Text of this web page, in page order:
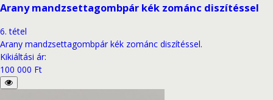
Arany mandzsettagombpár kék zománc diszítéssel
6. tétel
Arany mandzsettagombpár kék zománc diszítéssel.
Kikiáltási ár:
100 000 Ft